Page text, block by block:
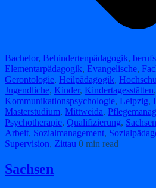
Bachelor, Behindertenpädagogik,
Elementarpädagogik, Evangelische,
Gerontologie, Heilpädagogik,
Jugendliche, Kinder, Kindertagesstätten,
Kommunikationspsychologie, Leipzig,
Masterstudium, Mittweida,
Psychotherapie, Qualifizierung, Sachsen
Arbeit, Sozialmanagement,
Supervision, Zittau 0 min read
Sachsen